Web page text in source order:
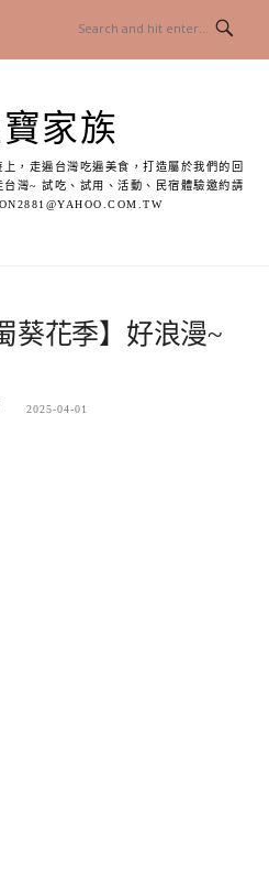
家族
，走遍台灣吃遍美食，打造屬於我們的回
灣~ 試吃、試用、活動、民宿體驗邀約請
葵花季】好浪漫~
2025-04-01